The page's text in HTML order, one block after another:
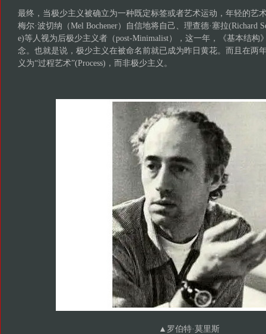
最终，当极少主义被确立为一种既定标签或者艺术运动，年轻的艺
梅尔·波切纳（Mel Bochener）自信地将自己、理查德·塞拉(Richard
e)等人视为后极少主义者（post-Minimalist），这一年，《基本结构
念。也就是说，极少主义在被命名前就已成为昨日黄花。而且在两
义为“过程艺术”(Process)，而非极少主义。
▲罗伯特·莫里斯